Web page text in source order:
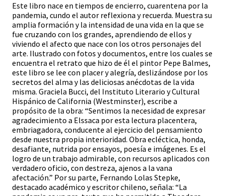
Este libro nace en tiempos de encierro, cuarentena por la
pandemia, cundo el autor reflexiona y recuerda. Muestra su
amplia formación y la intensidad de una vida en la que se
fue cruzando con los grandes, aprendiendo de ellos y
viviendo el afecto que nace con los otros personajes del
arte. Ilustrado con fotos y documentos, entre los cuales se
encuentra el retrato que hizo de él el pintor Pepe Balmes,
este libro se lee con placer y alegría, deslizándose por los
secretos del alma y las deliciosas anécdotas de la vida
misma. Graciela Bucci, del Instituto Literario y Cultural
Hispánico de California (Westminster), escribe a
propósito de la obra: “Sentimos la necesidad de expresar
agradecimiento a Elssaca por esta lectura placentera,
embriagadora, conducente al ejercicio del pensamiento
desde nuestra propia interioridad. Obra ecléctica, honda,
desafiante, nutrida por ensayos, poesía e imágenes. Es el
logro de un trabajo admirable, con recursos aplicados con
verdadero oficio, con destreza, ajenos a la vana
afectación.” Por su parte, Fernando Lolas Stepke,
destacado académico y escritor chileno, señala: “La